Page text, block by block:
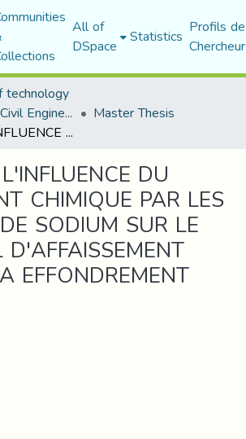
All of
DSpace Statistics Profils
technology
Department of Civil Engineering Master Thesis
ETUDE DE L'INFLUENCE DU TRAITEMENT CHIMIQUE PAR LES SILICATES DE SODIUM SUR LE POTENTIEL D'AFFAISSEMENT D'UN SOL A EFFONDREMENT BRUSQUE
DU
CHIMIQUE PAR LES
SODIUM SUR LE
D'AFFAISSEMENT
EFFONDREMENT